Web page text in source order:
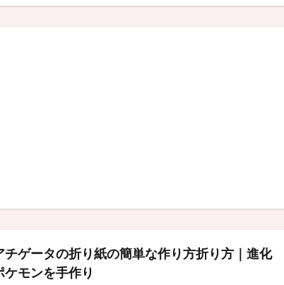
チゲータの折り紙の簡単な作り方折り方｜進化
ケモンを手作り